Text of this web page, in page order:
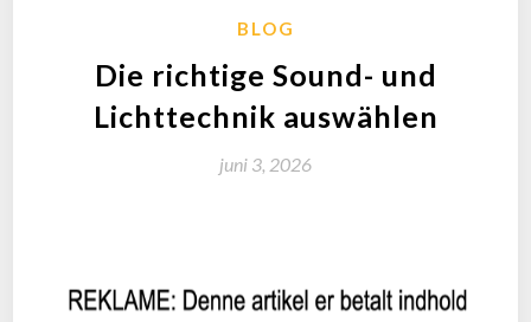
BLOG
Die richtige Sound- und
Lichttechnik auswählen
juni 3, 2026